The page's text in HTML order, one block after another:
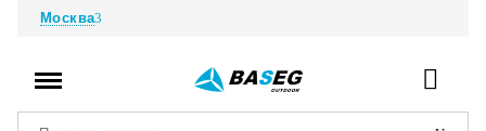
Москва